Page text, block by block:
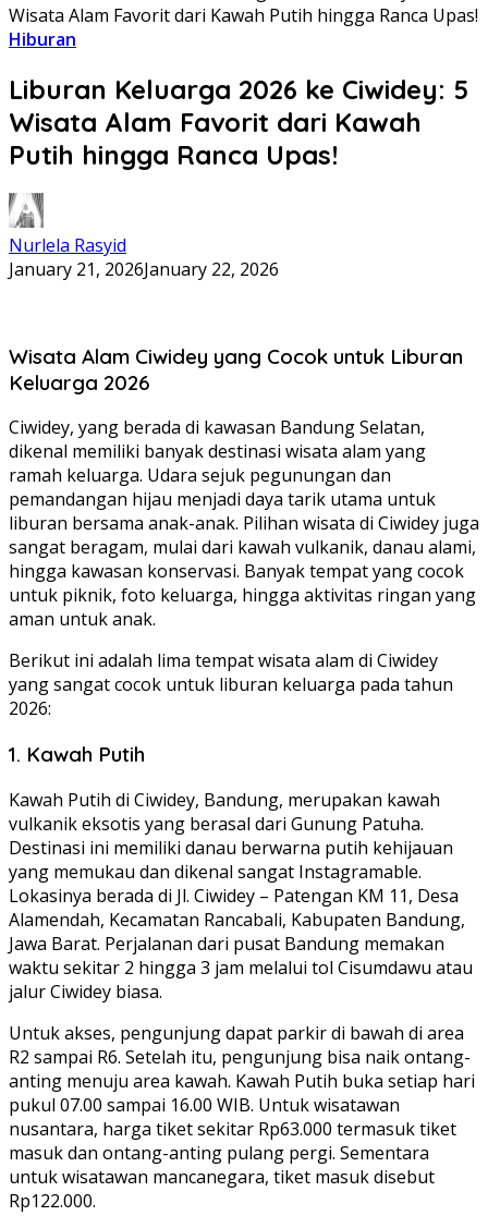
Wisata Alam Favorit dari Kawah Putih hingga Ranca Upas!
Hiburan
Liburan Keluarga 2026 ke Ciwidey: 5
Wisata Alam Favorit dari Kawah
Putih hingga Ranca Upas!
Nurlela Rasyid
January 21, 2026January 22, 2026
Wisata Alam Ciwidey yang Cocok untuk Liburan
Keluarga 2026
Ciwidey, yang berada di kawasan Bandung Selatan,
dikenal memiliki banyak destinasi wisata alam yang
ramah keluarga. Udara sejuk pegunungan dan
pemandangan hijau menjadi daya tarik utama untuk
liburan bersama anak-anak. Pilihan wisata di Ciwidey juga
sangat beragam, mulai dari kawah vulkanik, danau alami,
hingga kawasan konservasi. Banyak tempat yang cocok
untuk piknik, foto keluarga, hingga aktivitas ringan yang
aman untuk anak.
Berikut ini adalah lima tempat wisata alam di Ciwidey
yang sangat cocok untuk liburan keluarga pada tahun
2026:
1. Kawah Putih
Kawah Putih di Ciwidey, Bandung, merupakan kawah
vulkanik eksotis yang berasal dari Gunung Patuha.
Destinasi ini memiliki danau berwarna putih kehijauan
yang memukau dan dikenal sangat Instagramable.
Lokasinya berada di Jl. Ciwidey – Patengan KM 11, Desa
Alamendah, Kecamatan Rancabali, Kabupaten Bandung,
Jawa Barat. Perjalanan dari pusat Bandung memakan
waktu sekitar 2 hingga 3 jam melalui tol Cisumdawu atau
jalur Ciwidey biasa.
Untuk akses, pengunjung dapat parkir di bawah di area
R2 sampai R6. Setelah itu, pengunjung bisa naik ontang-
anting menuju area kawah. Kawah Putih buka setiap hari
pukul 07.00 sampai 16.00 WIB. Untuk wisatawan
nusantara, harga tiket sekitar Rp63.000 termasuk tiket
masuk dan ontang-anting pulang pergi. Sementara
untuk wisatawan mancanegara, tiket masuk disebut
Rp122.000.